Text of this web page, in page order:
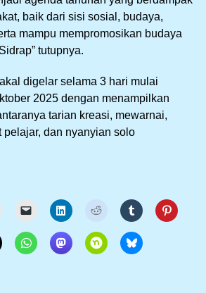
baik dari sisi sosial, budaya,
mampu mempromosikan budaya
tutupnya.
digelar selama 3 hari mulai
2025 dengan menampilkan
tarian kreasi, mewarnai,
pelajar, dan nyanyian solo